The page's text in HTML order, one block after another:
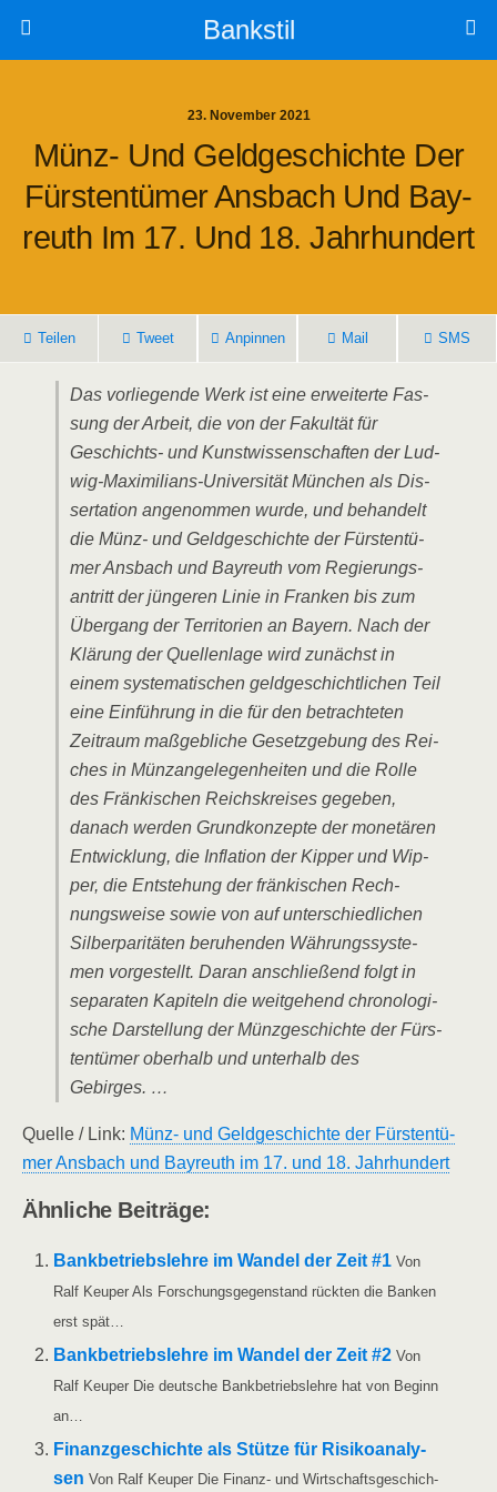
Bankstil
23. November 2021
Münz- Und Geld­ge­schich­te Der
Fürs­ten­tü­mer Ans­bach Und Bay­
Reuth Im 17. Und 18. Jahrhundert
Tei­len Tweet Anpin­nen Mail SMS
Das vor­lie­gen­de Werk ist eine erwei­ter­te Fas­
sung der Arbeit, die von der Fakul­tät für
Geschichts- und Kunst­wis­sen­schaf­ten der Lud­
wig-Maxi­mi­li­ans-Uni­ver­si­tät Mün­chen als Dis­
ser­ta­ti­on ange­nom­men wur­de, und behan­delt
die Münz- und Geld­ge­schich­te der Fürs­ten­tü­
mer Ans­bach und Bay­reuth vom Regie­rungs­
an­tritt der jün­ge­ren Linie in Fran­ken bis zum
Über­gang der Ter­ri­to­ri­en an Bay­ern. Nach der
Klä­rung der Quel­len­la­ge wird zunächst in
einem sys­te­ma­ti­schen geld­ge­schicht­li­chen Teil
eine Ein­füh­rung in die für den betrach­te­ten
Zeit­raum maß­geb­li­che Gesetz­ge­bung des Rei­
ches in Münz­an­ge­le­gen­hei­ten und die Rol­le
des Frän­ki­schen Reichs­krei­ses gege­ben,
danach wer­den Grund­kon­zep­te der mone­tä­ren
Ent­wick­lung, die Infla­ti­on der Kip­per und Wip­
per, die Ent­ste­hung der frän­ki­schen Rech­
nungs­wei­se sowie von auf unter­schied­li­chen
Sil­ber­pa­ri­tä­ten beru­hen­den Wäh­rungs­sys­te­
men vor­ge­stellt. Dar­an anschlie­ßend folgt in
sepa­ra­ten Kapi­teln die weit­ge­hend chro­no­lo­gi­
sche Dar­stel­lung der Münz­ge­schich­te der Fürs­
ten­tü­mer ober­halb und unter­halb des
Gebirges. …
Quel­le /​ Link: Münz- und Geld­ge­schich­te der Fürs­ten­tü­
mer Ans­bach und Bay­reuth im 17. und 18. Jahrhundert
Ähn­li­che Beiträge:
Bank­be­triebs­leh­re im Wan­del der Zeit #1 Von
Ralf Keu­per Als For­schungs­ge­gen­stand rück­ten die Ban­ken
erst spät…
Bank­be­triebs­leh­re im Wan­del der Zeit #2 Von
Ralf Keu­per Die deut­sche Bank­be­triebs­leh­re hat von Beginn
an…
Finanz­ge­schich­te als Stüt­ze für Risi­ko­ana­ly­
sen Von Ralf Keu­per Die Finanz- und Wirt­schafts­ge­schich­